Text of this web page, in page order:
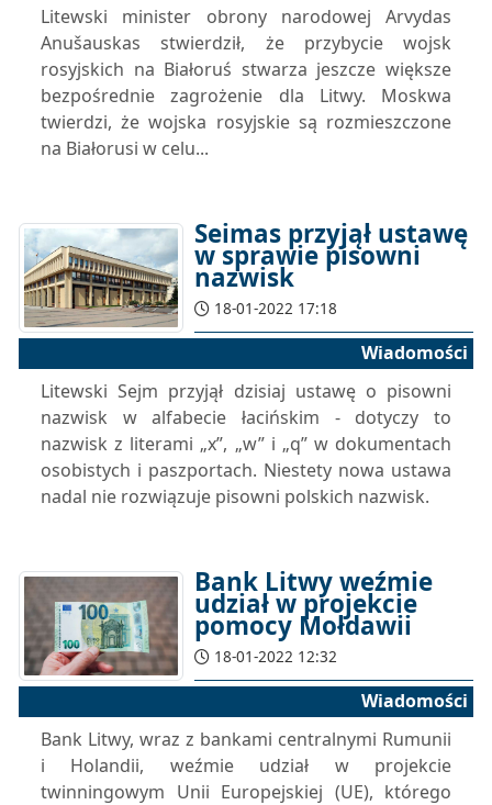
Litewski minister obrony narodowej Arvydas
Anušauskas stwierdził, że przybycie wojsk
rosyjskich na Białoruś stwarza jeszcze większe
bezpośrednie zagrożenie dla Litwy. Moskwa
twierdzi, że wojska rosyjskie są rozmieszczone
na Białorusi w celu...
Seimas przyjął ustawę
w sprawie pisowni
nazwisk
18-01-2022 17:18
Wiadomości
Litewski Sejm przyjął dzisiaj ustawę o pisowni
nazwisk w alfabecie łacińskim - dotyczy to
nazwisk z literami „x”, „w” i „q” w dokumentach
osobistych i paszportach. Niestety nowa ustawa
nadal nie rozwiązuje pisowni polskich nazwisk.
Bank Litwy weźmie
udział w projekcie
pomocy Mołdawii
18-01-2022 12:32
Wiadomości
Bank Litwy, wraz z bankami centralnymi Rumunii
i Holandii, weźmie udział w projekcie
twinningowym Unii Europejskiej (UE), którego